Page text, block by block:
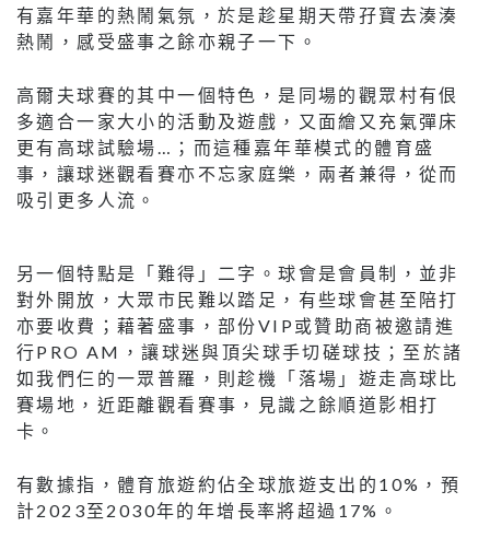
有嘉年華的熱鬧氣氛，於是趁星期天帶孖寶去湊湊
熱鬧，感受盛事之餘亦親子一下。
高爾夫球賽的其中一個特色，是同場的觀眾村有佷
多適合一家大小的活動及遊戲，又面繪又充氣彈床
更有高球試驗場…；而這種嘉年華模式的體育盛
事，讓球迷觀看賽亦不忘家庭樂，兩者兼得，從而
吸引更多人流。
另一個特點是「難得」二字。球會是會員制，並非
對外開放，大眾市民難以踏足，有些球會甚至陪打
亦要收費；藉著盛事，部份VIP或贊助商被邀請進
行PRO AM，讓球迷與頂尖球手切磋球技；至於諸
如我們仨的一眾普羅，則趁機「落場」遊走高球比
賽場地，近距離觀看賽事，見識之餘順道影相打
卡。
有數據指，體育旅遊約佔全球旅遊支出的10%，預
計2023至2030年的年增長率將超過17%。